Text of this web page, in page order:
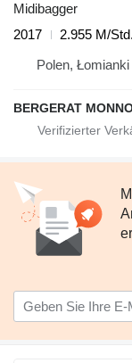
Midibagger
2017
2.955 M/Std.
Polen, Łomianki
BERGERAT